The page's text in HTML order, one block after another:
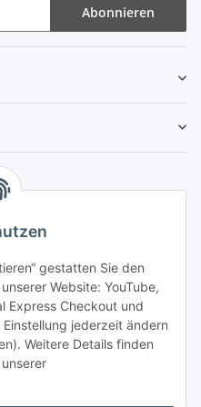
Abonnieren
Uhr
gestatten Sie den
Website: YouTube,
Express Checkout und
jederzeit ändern
Weitere Details finden